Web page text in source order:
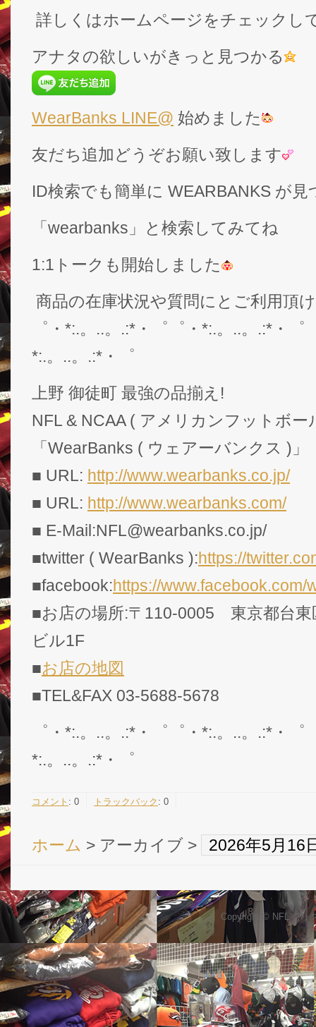
詳しくはホームページをチェックし
アナタの欲しいがきっと見つかる
WearBanks LINE@ 始めました
友だち追加どうぞお願い致します
ID検索でも簡単に WEARBANKS が
「wearbanks」と検索してみてね
1:1トークも開始しました
商品の在庫状況や質問にとご利用頂
゜・*:.。..。.:*・゜゜・*:.。..。.:*・
*:.。..。.:*・゜
上野 御徒町 最強の品揃え!
NFL & NCAA ( アメリカンフットボー
「WearBanks ( ウェアーバンクス )」
■ URL: http://www.wearbanks.co.jp/
■ URL: http://www.wearbanks.com/
■ E-Mail:NFL@wearbanks.co.jp/
■twitter ( WearBanks ):https://
■facebook:https://www.facebook.com/
■お店の場所:〒110-0005 東京都台
ビル1F
■お店の地図
■TEL&FAX 03-5688-5678
゜・*:.。..。.:*・゜゜・*:.。..。.:*・
*:.。..。.:*・゜
コメント : 0 トラックバック : 0
ホーム > アーカイブ > 2026年5月16
Copyright © NFL グッ